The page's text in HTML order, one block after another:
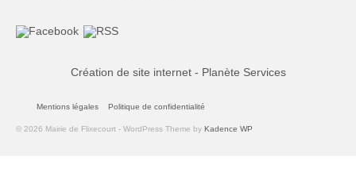
Création de site internet - Planète Services
Mentions légales Politique de confidentialité
© 2026 Mairie de Flixecourt - WordPress Theme by Kadence WP